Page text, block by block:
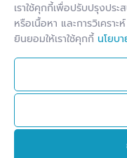
Latest Projects
บริษัท เรียล โม
- 12:02 น.
โรงแรมไอบิส
11:41 น.
องค์การส่งเส
(อ.ส.ค.)25 มิถุนายน
เราใช้คุกกี้เพื่อปรับปรุงปร
หรือเนื้อหา และการวิเคร
ยินยอมให้เราใช้คุกกี้ นโยบ